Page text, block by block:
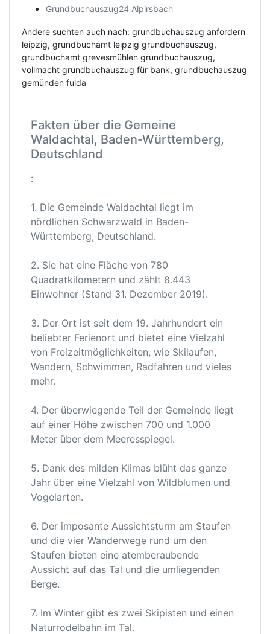
Grundbuchauszug24 Alpirsbach
Andere suchten auch nach: grundbuchauszug anfordern
leipzig, grundbuchamt leipzig grundbuchauszug,
grundbuchamt grevesmühlen grundbuchauszug,
vollmacht grundbuchauszug für bank, grundbuchauszug
gemünden fulda
Fakten über die Gemeine
Waldachtal, Baden-Württemberg,
Deutschland
:
1. Die Gemeinde Waldachtal liegt im
nördlichen Schwarzwald in Baden-
Württemberg, Deutschland.
2. Sie hat eine Fläche von 780
Quadratkilometern und zählt 8.443
Einwohner (Stand 31. Dezember 2019).
3. Der Ort ist seit dem 19. Jahrhundert ein
beliebter Ferienort und bietet eine Vielzahl
von Freizeitmöglichkeiten, wie Skilaufen,
Wandern, Schwimmen, Radfahren und vieles
mehr.
4. Der überwiegende Teil der Gemeinde liegt
auf einer Höhe zwischen 700 und 1.000
Meter über dem Meeresspiegel.
5. Dank des milden Klimas blüht das ganze
Jahr über eine Vielzahl von Wildblumen und
Vogelarten.
6. Der imposante Aussichtsturm am Staufen
und die vier Wanderwege rund um den
Staufen bieten eine atemberaubende
Aussicht auf das Tal und die umliegenden
Berge.
7. Im Winter gibt es zwei Skipisten und einen
Naturrodelbahn im Tal.